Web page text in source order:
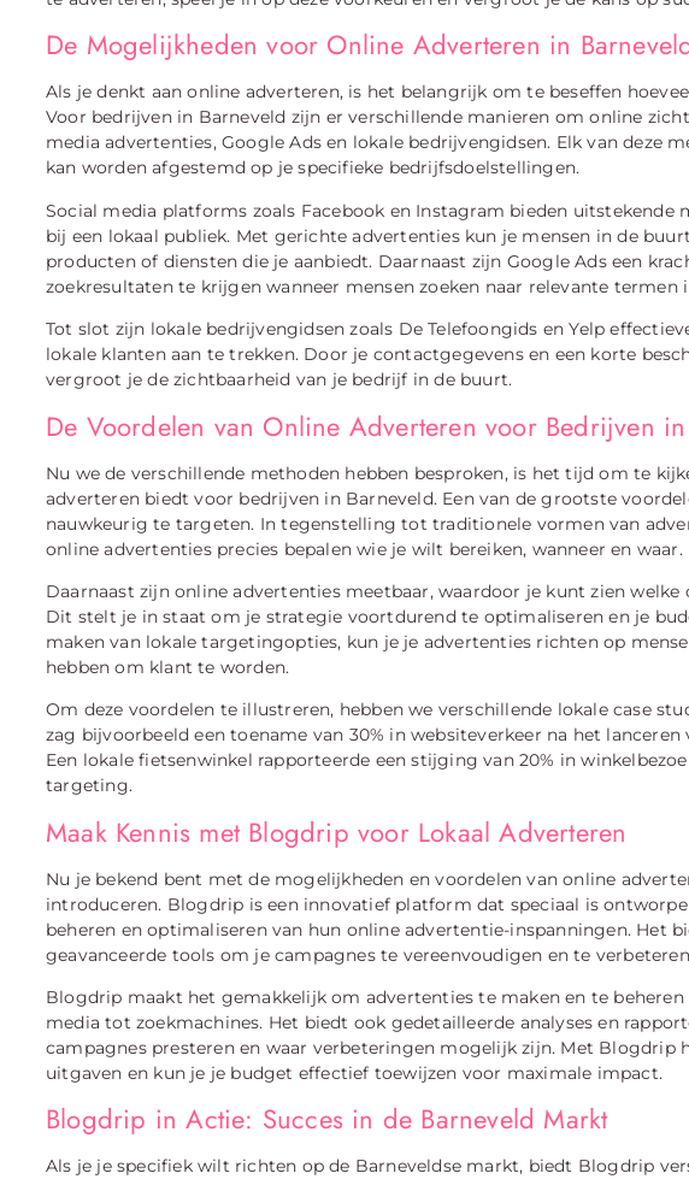
De Mogelijkheden voor Online Adverteren in
Als je denkt aan online adverteren, is het belangrijk om te beseffen
Voor bedrijven in Barneveld zijn er verschillende manieren om online
media advertenties, Google Ads en lokale bedrijvengidsen. Elk van deze
kan worden afgestemd op je specifieke bedrijfsdoelstellingen.
Social media platforms zoals Facebook en Instagram bieden
bij een lokaal publiek. Met gerichte advertenties kun je mensen in de
producten of diensten die je aanbiedt. Daarnaast zijn Google Ads een
zoekresultaten te krijgen wanneer mensen zoeken naar relevante termen
Tot slot zijn lokale bedrijvengidsen zoals De Telefoongids en Yelp
lokale klanten aan te trekken. Door je contactgegevens en een korte
vergroot je de zichtbaarheid van je bedrijf in de buurt.
De Voordelen van Online Adverteren voor Bedrijven
Nu we de verschillende methoden hebben besproken, is het tijd om te
adverteren biedt voor bedrijven in Barneveld. Een van de grootste
nauwkeurig te targeten. In tegenstelling tot traditionele vormen van
online advertenties precies bepalen wie je wilt bereiken, wanneer en waar.
Daarnaast zijn online advertenties meetbaar, waardoor je kunt zien
Dit stelt je in staat om je strategie voortdurend te optimaliseren en je
maken van lokale targetingopties, kun je je advertenties richten op
hebben om klant te worden.
Om deze voordelen te illustreren, hebben we verschillende lokale case
zag bijvoorbeeld een toename van 30% in websiteverkeer na het
Een lokale fietsenwinkel rapporteerde een stijging van 20% in
targeting.
Maak Kennis met Blogdrip voor Lokaal Adverteren
Nu je bekend bent met de mogelijkheden en voordelen van online
introduceren. Blogdrip is een innovatief platform dat speciaal is
beheren en optimaliseren van hun online advertentie-inspanningen. Het
geavanceerde tools om je campagnes te vereenvoudigen en te
Blogdrip maakt het gemakkelijk om advertenties te maken en te
media tot zoekmachines. Het biedt ook gedetailleerde analyses en
campagnes presteren en waar verbeteringen mogelijk zijn. Met Blogdrip
uitgaven en kun je je budget effectief toewijzen voor maximale impact.
Blogdrip in Actie: Succes in de Barneveld Markt
Als je je specifiek wilt richten op de Barneveldse markt, biedt Blogdrip